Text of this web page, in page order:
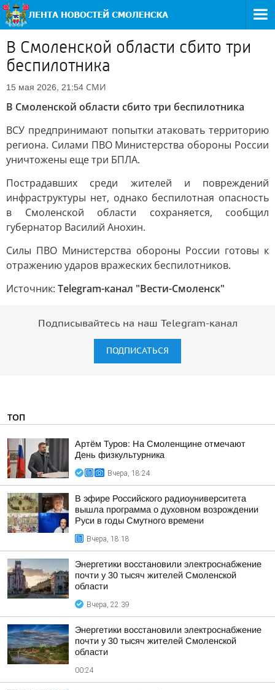
В Смоленской области сбито три
беспилотника
15 мая 2026, 21:54 СМИ
В Смоленской области сбито три беспилотника
ВСУ предпринимают попытки атаковать территорию
региона. Силами ПВО Министерства обороны России
уничтожены еще три БПЛА.
Пострадавших среди жителей и повреждений
инфраструктуры нет, однако беспилотная опасность
в Смоленской области сохраняется, сообщил
губернатор Василий Анохин.
Силы ПВО Министерства обороны России готовы к
отражению ударов вражеских беспилотников.
Источник: Telegram-канал "Вести-Смоленск"
Подписывайтесь на наш Telegram-канал
ПОДПИСАТЬСЯ
ТОП
Артём Туров: На Смоленщине отмечают
День физкультурника
Вчера, 18:24
В эфире Российского радиоуниверситета
вышла программа о духовном возрождении
Руси в годы Смутного времени
Вчера, 18:18
Энергетики восстановили электроснабжение
почти у 30 тысяч жителей Смоленской
области
Вчера, 22:39
Энергетики восстановили электроснабжение
почти у 30 тысяч жителей Смоленской
области
00:24